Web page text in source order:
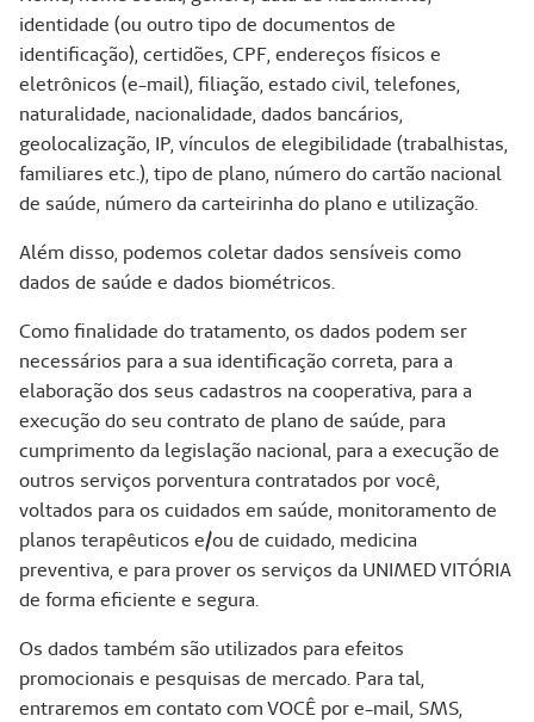
identidade (ou outro tipo de documentos de
identificação), certidões, CPF, endereços físicos e
eletrônicos (e-mail), filiação, estado civil, telefones,
naturalidade, nacionalidade, dados bancários,
geolocalização, IP, vínculos de elegibilidade (trabalhistas,
familiares etc.), tipo de plano, número do cartão nacional
de saúde, número da carteirinha do plano e utilização.
Além disso, podemos coletar dados sensíveis como
dados de saúde e dados biométricos.
Como finalidade do tratamento, os dados podem ser
necessários para a sua identificação correta, para a
elaboração dos seus cadastros na cooperativa, para a
execução do seu contrato de plano de saúde, para
cumprimento da legislação nacional, para a execução de
outros serviços porventura contratados por você,
voltados para os cuidados em saúde, monitoramento de
planos terapêuticos e/ou de cuidado, medicina
preventiva, e para prover os serviços da UNIMED VITÓRIA
de forma eficiente e segura.
Os dados também são utilizados para efeitos
promocionais e pesquisas de mercado. Para tal,
entraremos em contato com VOCÊ por e-mail, SMS,